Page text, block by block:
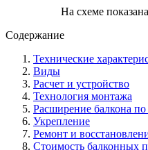
На схеме
Содержание
Технические
Виды
Расчет и устройство
Технология монтажа
Расширение балкона
Укрепление
Ремонт и
Стоимость балконных